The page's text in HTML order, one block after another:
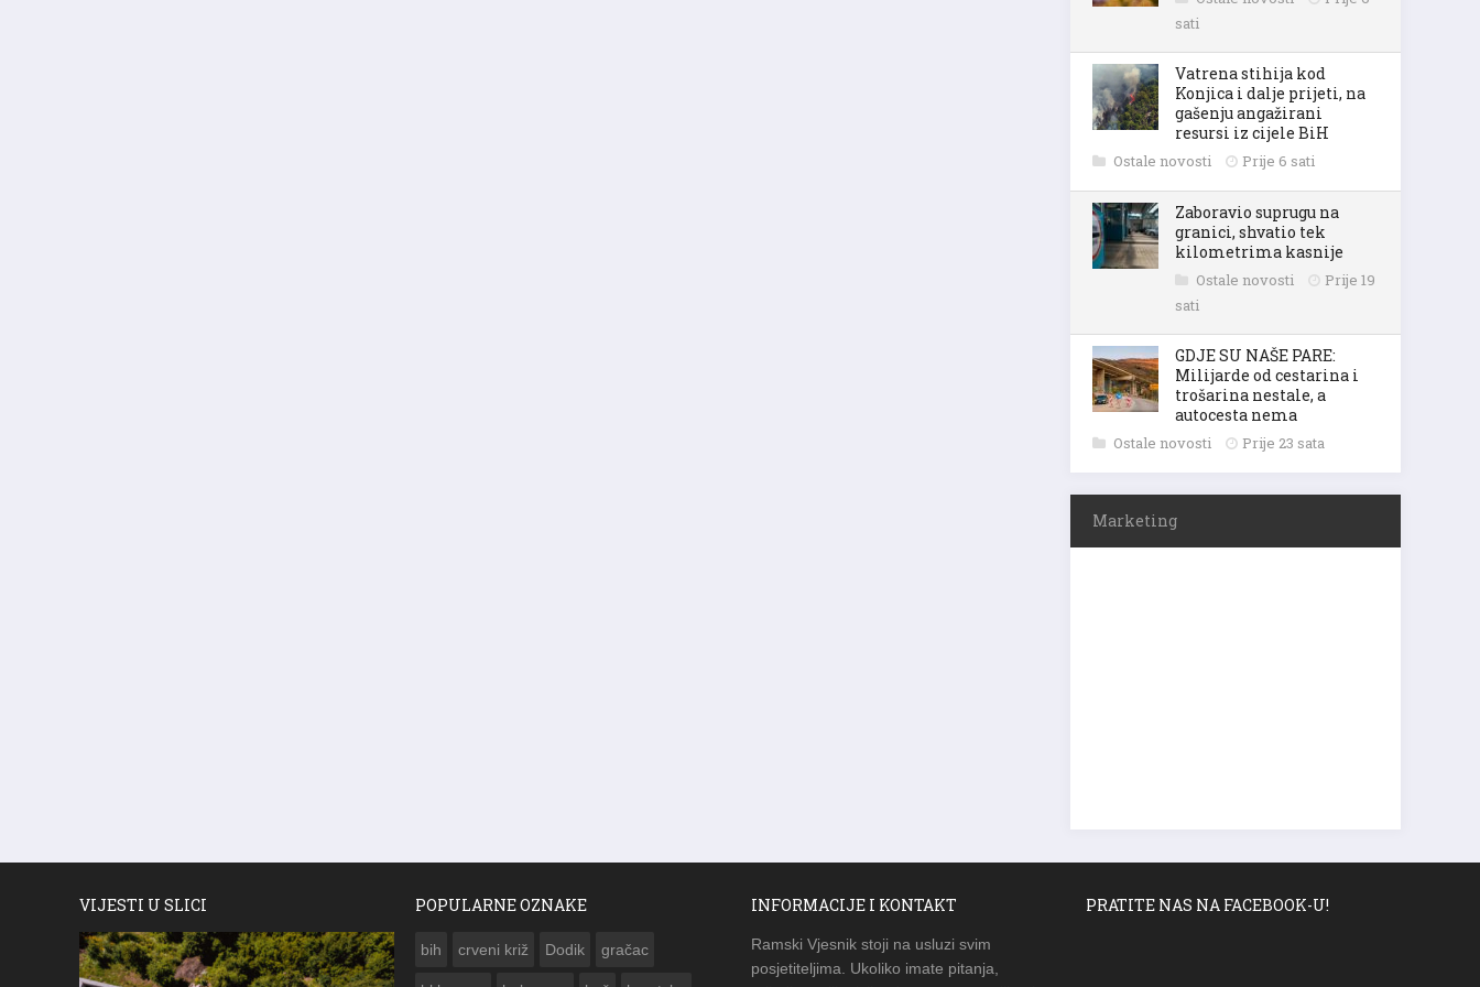
sati
Vatrena stihija kod
Konjica i dalje prijeti, na
gašenju angažirani
resursi iz cijele BiH
Ostale novosti Prije 6 sati
Zaboravio suprugu na
granici, shvatio tek
kilometrima kasnije
Ostale novosti
Prije 19
sati
GDJE SU NAŠE PARE:
Milijarde od cestarina i
trošarina nestale, a
autocesta nema
Ostale novosti Prije 23 sata
Marketing
VIJESTI U SLICI POPULARNE OZNAKE
bih crveni križ Dodik gračac
INFORMACIJE I KONTAKT
Ramski Vjesnik stoji na usluzi svim
posjetiteljima. Ukoliko imate pitanja,
PRATITE NAS NA FACEBOOK-U!